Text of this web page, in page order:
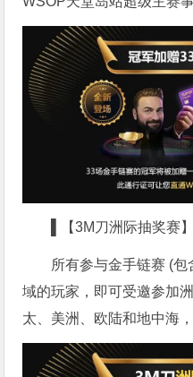
▌【3M刀洲际抽奖赛】
所有参与金手链赛 (
域的玩家，即可受邀参加
太、美洲、欧陆和地中海